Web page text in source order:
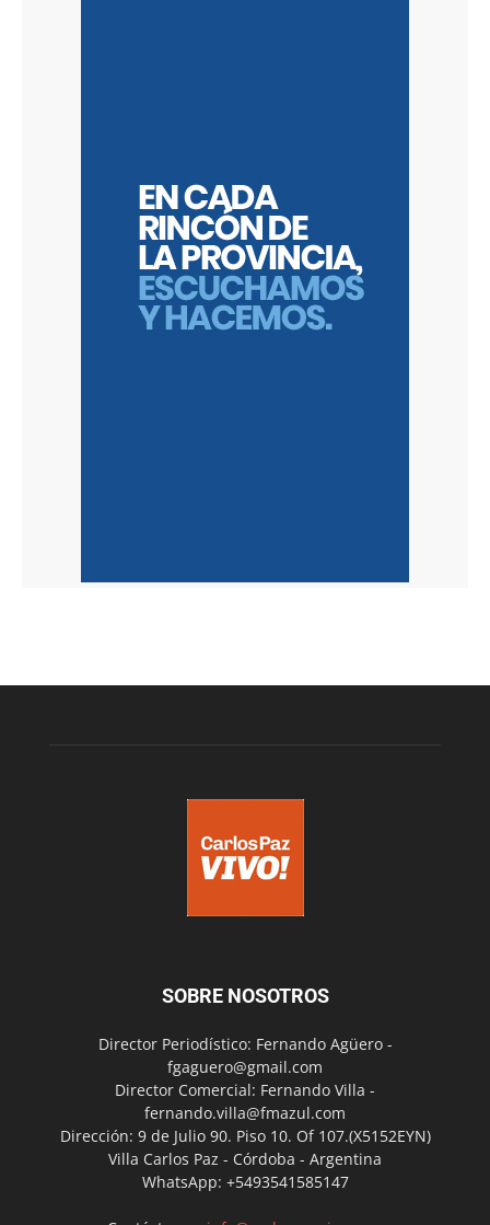
SOBRE NOSOTROS
Director Periodístico: Fernando Agüero -
fgaguero@gmail.com
Director Comercial: Fernando Villa -
fernando.villa@fmazul.com
Dirección: 9 de Julio 90. Piso 10. Of 107.(X5152EYN)
Villa Carlos Paz - Córdoba - Argentina
WhatsApp: +5493541585147